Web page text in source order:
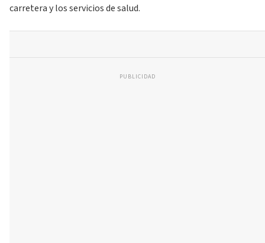
carretera y los servicios de salud.
PUBLICIDAD